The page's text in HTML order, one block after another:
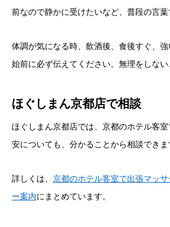
前なので静かに受けたいなど、普段の言葉
体調が気になる時、飲酒後、食後すぐ、
始前に必ず伝えてください。無理をしない
ほぐしまん京都店で相談
ほぐしまん京都店では、京都のホテル客
安についても、分かることから相談できま
詳しくは、 京都のホテル客室で出張マッ
ー案内にまとめています。